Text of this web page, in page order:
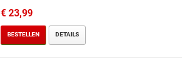
€ 23,99
BESTELLEN DETAILS